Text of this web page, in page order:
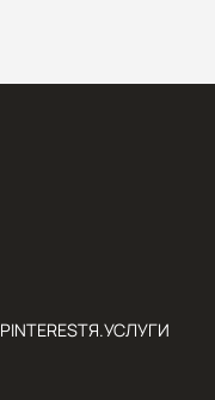
PINTERESTЯ.УСЛУГИ